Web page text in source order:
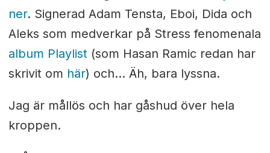
ner. Signerad Adam Tensta, Eboi, Dida och
Aleks som medverkar på Stress fenomenala
album Playlist (som Hasan Ramic redan har
skrivit om här) och... Äh, bara lyssna.
Jag är mållös och har gåshud över hela
kroppen.